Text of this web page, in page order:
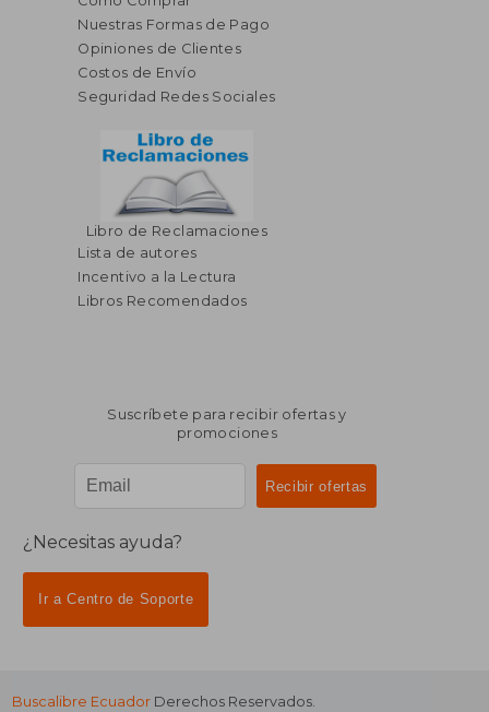
Nuestras Formas de Pago
Opiniones de Clientes
Costos de Envío
Seguridad Redes Sociales
Libro de Reclamaciones
Lista de autores
Incentivo a la Lectura
Libros Recomendados
Suscríbete para recibir ofertas y
promociones
¿Necesitas ayuda?
Ir a Centro de Soporte
Buscalibre Ecuador Derechos Reservados.